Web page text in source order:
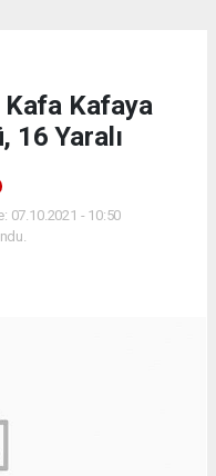
Kafa Kafaya
16 Yaralı
07.10.2021 - 10:50